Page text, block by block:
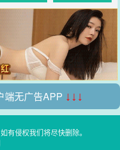
端无广告APP ↓↓↓
有侵权我们将尽快删除。